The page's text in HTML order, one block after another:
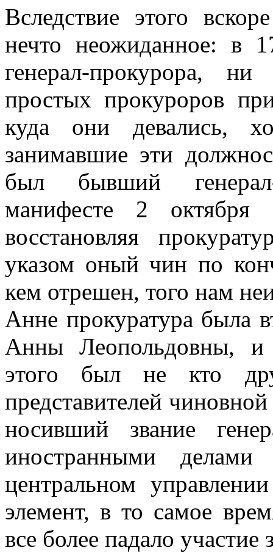
Вследствие этого
нечто неожиданное: в
генерал-прокурора,
простых прокуроров
куда они девались,
занимавшие эти
был бывший
манифесте 2
восстановляя
указом оный чин по
кем отрешен, того нам
Анне прокуратура была
Анны Леопольдовны, и
этого был не кто
представителей
носивший звание
иностранными
центральном
элемент, в то самое
все более падало участие